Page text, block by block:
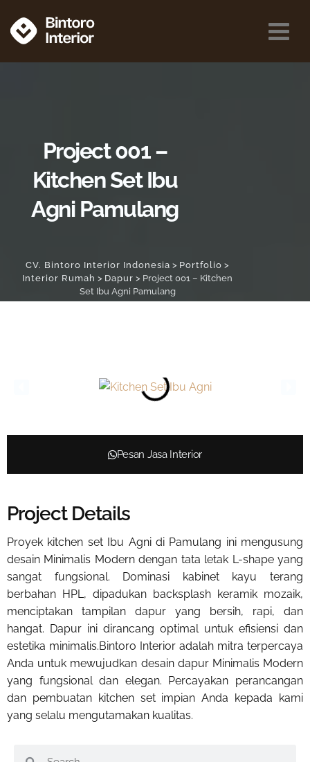
Project 001 –
Kitchen Set Ibu
Agni Pamulang
CV. Bintoro Interior Indonesia > Portfolio >
Interior Rumah > Dapur > Project 001 – Kitchen
Set Ibu Agni Pamulang
Pesan Jasa Interior
Project Details
Proyek kitchen set Ibu Agni di Pamulang ini mengusung
desain Minimalis Modern dengan tata letak L-shape yang
sangat fungsional. Dominasi kabinet kayu terang
berbahan HPL, dipadukan backsplash keramik mozaik,
menciptakan tampilan dapur yang bersih, rapi, dan
hangat. Dapur ini dirancang optimal untuk efisiensi dan
estetika minimalis.Bintoro Interior adalah mitra terpercaya
Anda untuk mewujudkan desain dapur Minimalis Modern
yang fungsional dan elegan. Percayakan perancangan
dan pembuatan kitchen set impian Anda kepada kami
yang selalu mengutamakan kualitas.